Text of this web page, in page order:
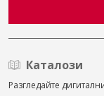
Каталози
Разгледайте